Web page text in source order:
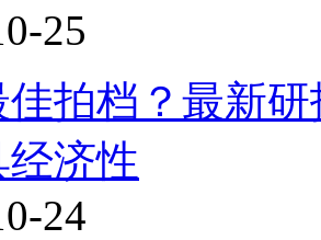
25
佳拍档？最新
济性
24